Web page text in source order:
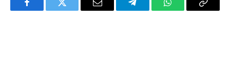
FacebookTwitter Email TelegramWhatsAppCopy